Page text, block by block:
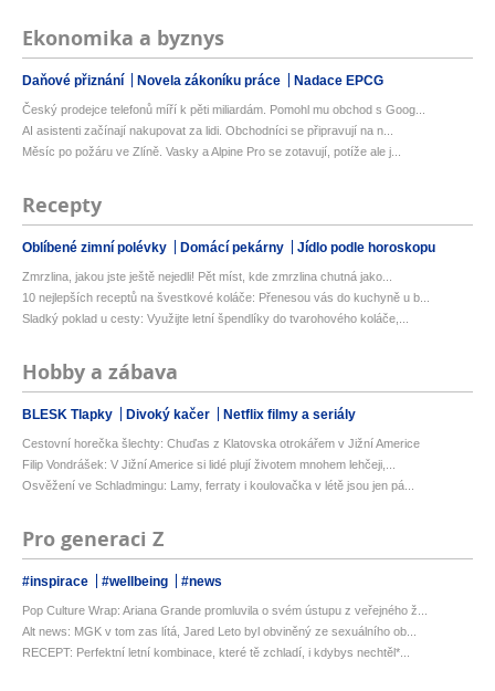
Ekonomika a byznys
Daňové přiznání Novela zákoníku práce Nadace EPCG
Český prodejce telefonů míří k pěti miliardám. Pomohl mu obchod s Goog...
AI asistenti začínají nakupovat za lidi. Obchodníci se připravují na n...
Měsíc po požáru ve Zlíně. Vasky a Alpine Pro se zotavují, potíže ale j...
Recepty
Oblíbené zimní polévky Domácí pekárny Jídlo podle horoskopu
Zmrzlina, jakou jste ještě nejedli! Pět míst, kde zmrzlina chutná jako...
10 nejlepších receptů na švestkové koláče: Přenesou vás do kuchyně u b...
Sladký poklad u cesty: Využijte letní špendlíky do tvarohového koláče,...
Hobby a zábava
BLESK Tlapky Divoký kačer Netflix filmy a seriály
Cestovní horečka šlechty: Chuďas z Klatovska otrokářem v Jižní Americe
Filip Vondrášek: V Jižní Americe si lidé plují životem mnohem lehčeji,...
Osvěžení ve Schladmingu: Lamy, ferraty i koulovačka v létě jsou jen pá...
Pro generaci Z
#inspirace #wellbeing #news
Pop Culture Wrap: Ariana Grande promluvila o svém ústupu z veřejného ž...
Alt news: MGK v tom zas lítá, Jared Leto byl obviněný ze sexuálního ob...
RECEPT: Perfektní letní kombinace, které tě zchladí, i kdybys nechtěl*...